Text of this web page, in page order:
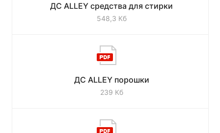
ДС ALLEY средства для стирки
548,3 Кб
ДС ALLEY порошки
239 Кб